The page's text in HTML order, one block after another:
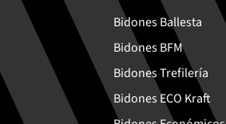
Bidones Ballesta
Bidones BFM
Bidones Trefilería
Bidones ECO Kraft